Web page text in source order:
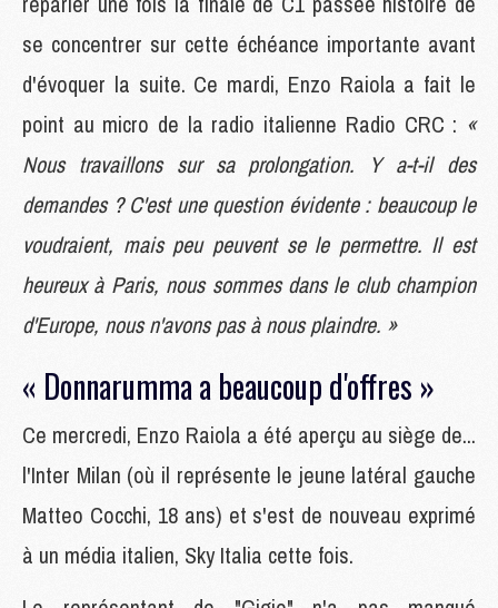
se concentrer sur cette échéance importante avant
d'évoquer la suite. Ce mardi, Enzo Raiola a fait le
point au micro de la radio italienne Radio CRC : «
Nous travaillons sur sa prolongation. Y a-t-il des
demandes ? C'est une question évidente : beaucoup le
voudraient, mais peu peuvent se le permettre. Il est
heureux à Paris, nous sommes dans le club champion
d'Europe, nous n'avons pas à nous plaindre. »
« Donnarumma a beaucoup d'offres »
Ce mercredi, Enzo Raiola a été aperçu au siège de...
l'Inter Milan (où il représente le jeune latéral gauche
Matteo Cocchi, 18 ans) et s'est de nouveau exprimé
à un média italien, Sky Italia cette fois.